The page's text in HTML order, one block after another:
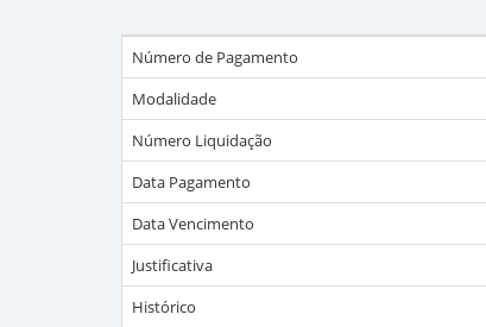
Número de Pagamento
Modalidade
Número Liquidação
Data Pagamento
Data Vencimento
Justificativa
Histórico